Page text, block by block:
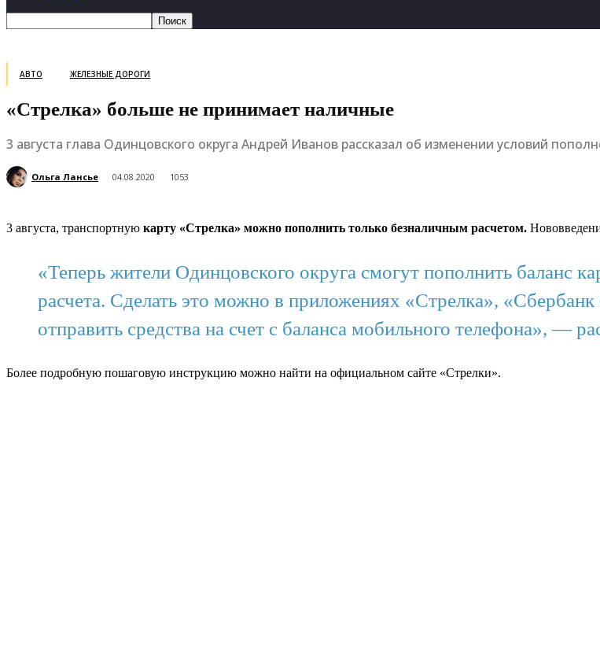
АВТО ЖЕЛЕЗНЫЕ ДОРОГИ
«Стрелка» больше не принимает наличные
3 августа глава Одинцовского округа Андрей Иванов рассказал об изменении условий
Ольга Лансье 04.08.2020 1053
3 августа, транспортную карту «Стрелка» можно пополнить только безналичным расчетом.
«Теперь жители Одинцовского округа смогут пополнить баланс
расчета. Сделать это можно в приложениях «Стрелка»,
отправить средства на счет с баланса мобильного телефона», —
Более подробную пошаговую инструкцию можно найти на официальном сайте «Стрелки».